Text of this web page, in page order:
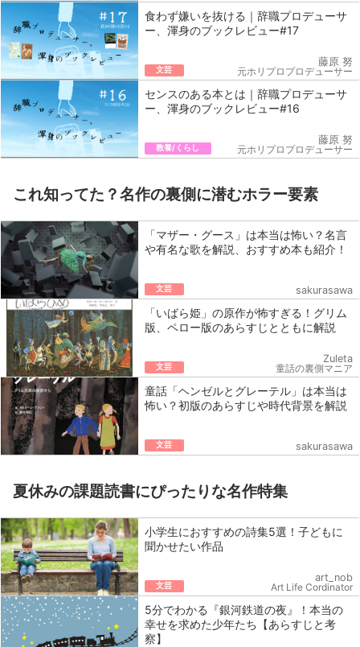
食わず嫌いを抜ける｜辞職プロデューサ
ー、渾身のブックレビュー#17
文芸
藤原 努
元ホリプロプロデューサー
センスのある本とは｜辞職プロデューサ
ー、渾身のブックレビュー#16
教養/くらし
藤原 努
元ホリプロプロデューサー
これ知ってた？名作の裏側に潜むホラー要素
「マザー・グース」は本当は怖い？名言
や有名な歌を解説、おすすめ本も紹介！
文芸 sakurasawa
「いばら姫」の原作が怖すぎる！グリム
版、ペロー版のあらすじとともに解説
文芸
Zuleta
童話の裏側マニア
童話「ヘンゼルとグレーテル」は本当は
怖い？初版のあらすじや時代背景を解説
文芸 sakurasawa
夏休みの課題読書にぴったりな名作特集
小学生におすすめの詩集5選！子どもに
聞かせたい作品
文芸
art_nob
Art Life Cordinator
5分でわかる『銀河鉄道の夜』！本当の
幸せを求めた少年たち【あらすじと考
察】